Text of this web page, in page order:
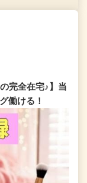
完全在宅♪】当
働ける！